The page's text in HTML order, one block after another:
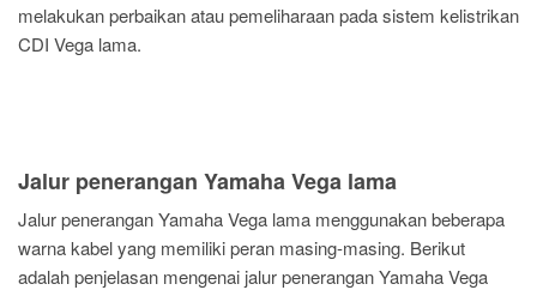
melakukan perbaikan atau pemeliharaan pada sistem kelistrikan
CDI Vega lama.
Jalur penerangan Yamaha Vega lama
Jalur penerangan Yamaha Vega lama menggunakan beberapa
warna kabel yang memiliki peran masing-masing. Berikut
adalah penjelasan mengenai jalur penerangan Yamaha Vega